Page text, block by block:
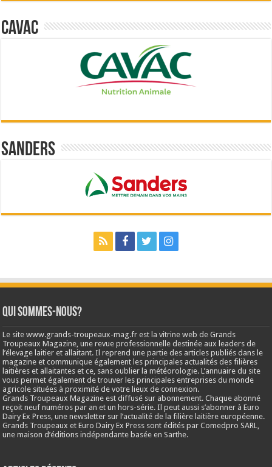
Cavac
Sanders
Qui sommes-nous?
Le site www.grands-troupeaux-mag.fr est la vitrine web de Grands
Troupeaux Magazine, une revue professionnelle destinée aux leaders de
l’élevage laitier et allaitant. Il reprend une partie des articles publiés dans le
magazine et communique également les principales actualités des filières
laitières et allaitantes et ce, sans oublier la météorologie. L’annuaire du site
vous permet également de trouver les principales entreprises du monde
agricole situées à proximité de votre lieux de connexion.
Grands Troupeaux Magazine est diffusé sur abonnement. Chaque abonné
reçoit neuf numéros par an et un hors-série. Il peut aussi s’abonner à Euro
Dairy Ex Press, une newsletter sur l’actualité de la filière laitière européenne.
Grands Troupeaux et Euro Dairy Ex Press sont édités par Comedpro SARL,
une maison d’éditions indépendante basée en Sarthe.